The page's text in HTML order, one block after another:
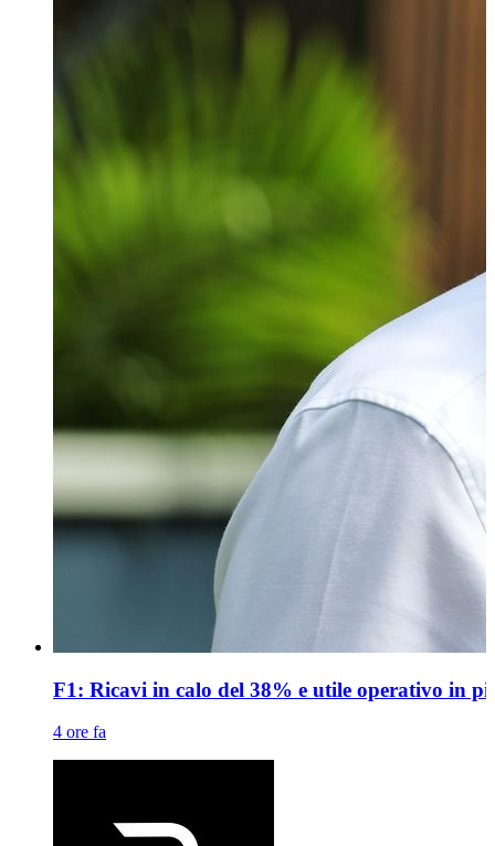
F1: Ricavi in calo del 38% e utile operativo in
4 ore fa